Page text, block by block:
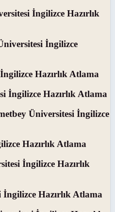
İngilizce Hazırlık
İngilizce
Hazırlık Atlama
İngilizce Hazırlık Atlama
Üniversitesi İngilizce
Hazırlık Atlama
İngilizce Hazırlık
Hazırlık Atlama